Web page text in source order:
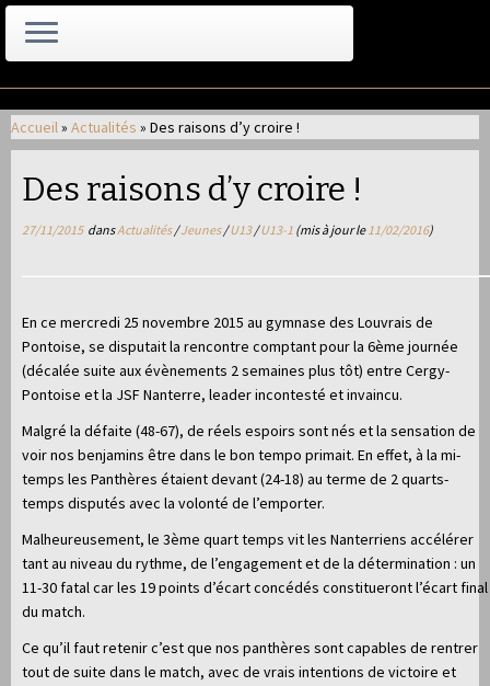
au
contenu
Accueil» Actualités » Des raisons d’y croire !
Des raisons d’y croire !
27/11/2015dansActualités/Jeunes/U13/U13-1 (mis à jour le11/02/2016)
En ce mercredi 25 novembre 2015 au gymnase des Louvrais de
Pontoise, se disputait la rencontre comptant pour la 6ème journée
(décalée suite aux évènements 2 semaines plus tôt) entre Cergy-
Pontoise et la JSF Nanterre, leader incontesté et invaincu.
Malgré la défaite (48-67), de réels espoirs sont nés et la sensation de
voir nos benjamins être dans le bon tempo primait. En effet, à la mi-
temps les Panthères étaient devant (24-18) au terme de 2 quarts-
temps disputés avec la volonté de l’emporter.
Malheureusement, le 3ème quart temps vit les Nanterriens accélérer
tant au niveau du rythme, de l’engagement et de la détermination : un
11-30 fatal car les 19 points d’écart concédés constitueront l’écart final
du match.
Ce qu’il faut retenir c’est que nos panthères sont capables de rentrer
tout de suite dans le match, avec de vrais intentions de victoire et